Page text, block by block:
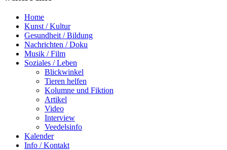
Home
Kunst / Kultur
Gesundheit / Bildung
Nachrichten / Doku
Musik / Film
Soziales / Leben
Blickwinkel
Tieren helfen
Kolumne und Fiktion
Artikel
Video
Interview
Veedelsinfo
Kalender
Info / Kontakt